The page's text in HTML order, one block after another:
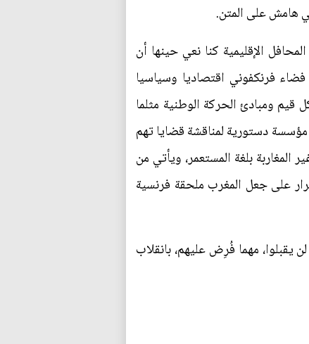
هامش على المتن.
الإقليمية كنا نعي حينها أن
فرنكفوني اقتصاديا وسياسيا
ومبادئ الحركة الوطنية مثلما
دستورية لمناقشة قضايا تهم
بلغة المستعمر، ويأتي من
على جعل المغرب ملحقة فرنسية
يقبلوا، مهما فُرِض عليهم، بانقلاب